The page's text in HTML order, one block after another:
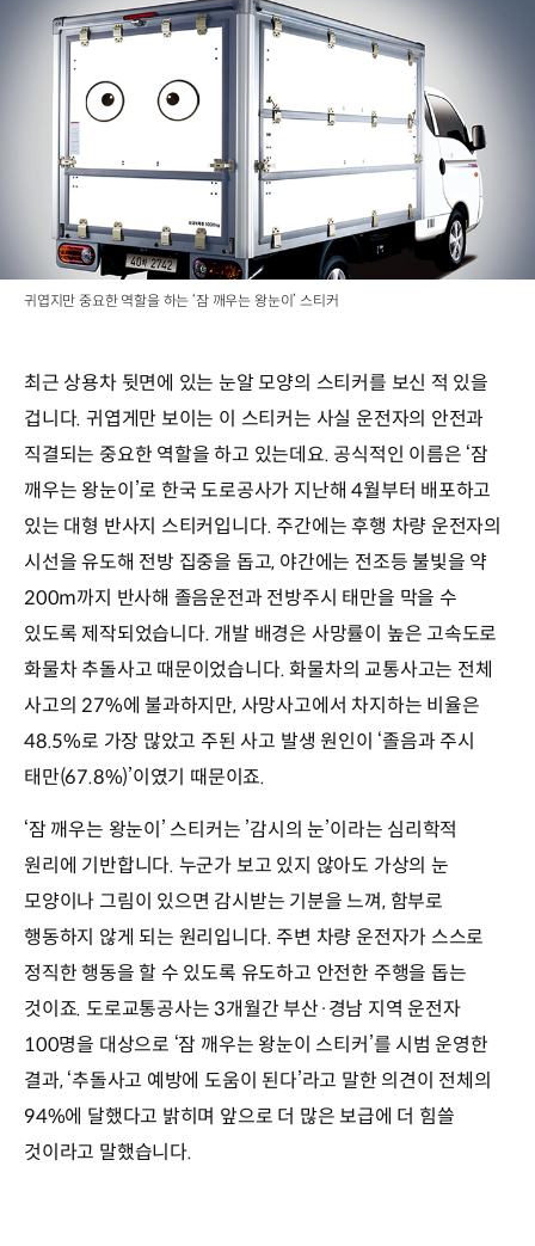
귀엽지만 중요한 역할을 하는 ‘잠 깨우는 왕눈이’ 스티커
최근 상용차 뒷면에 있는 눈알 모양의 스티커를 보신 적 있을
겁니다. 귀엽게만 보이는 이 스티커는 사실 운전자의 안전과
직결되는 중요한 역할을 하고 있는데요. 공식적인 이름은 ‘잠
깨우는 왕눈이’로 한국 도로공사가 지난해 4월부터 배포하고
있는 대형 반사지 스티커입니다. 주간에는 후행 차량 운전자의
시선을 유도해 전방 집중을 돕고, 야간에는 전조등 불빛을 약
200m까지 반사해 졸음운전과 전방주시 태만을 막을 수
있도록 제작되었습니다. 개발 배경은 사망률이 높은 고속도로
화물차 추돌사고 때문이었습니다. 화물차의 교통사고는 전체
사고의 27%에 불과하지만, 사망사고에서 차지하는 비율은
48.5%로 가장 많았고 주된 사고 발생 원인이 ‘졸음과 주시
태만(67.8%)’이였기 때문이죠.
‘잠 깨우는 왕눈이’ 스티커는 ’감시의 눈’이라는 심리학적
원리에 기반합니다. 누군가 보고 있지 않아도 가상의 눈
모양이나 그림이 있으면 감시받는 기분을 느껴, 함부로
행동하지 않게 되는 원리입니다. 주변 차량 운전자가 스스로
정직한 행동을 할 수 있도록 유도하고 안전한 주행을 돕는
것이죠. 도로교통공사는 3개월간 부산·경남 지역 운전자
100명을 대상으로 ‘잠 깨우는 왕눈이 스티커’를 시범 운영한
결과, ‘추돌사고 예방에 도움이 된다’라고 말한 의견이 전체의
94%에 달했다고 밝히며 앞으로 더 많은 보급에 더 힘쓸
것이라고 말했습니다.